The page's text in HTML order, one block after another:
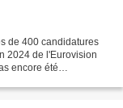
de 400 candidatures
2024 de l'Eurovision
encore été